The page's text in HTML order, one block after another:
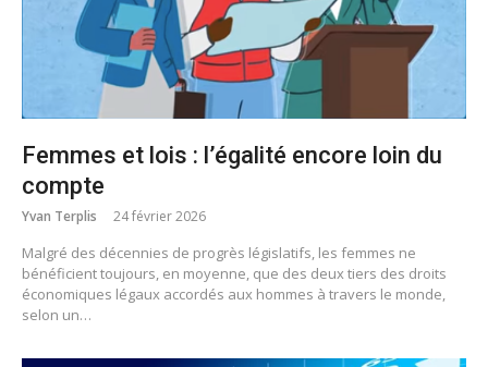
Femmes et lois : l’égalité encore loin du
compte
Yvan Terplis 24 février 2026
Malgré des décennies de progrès législatifs, les femmes ne
bénéficient toujours, en moyenne, que des deux tiers des droits
économiques légaux accordés aux hommes à travers le monde,
selon un…